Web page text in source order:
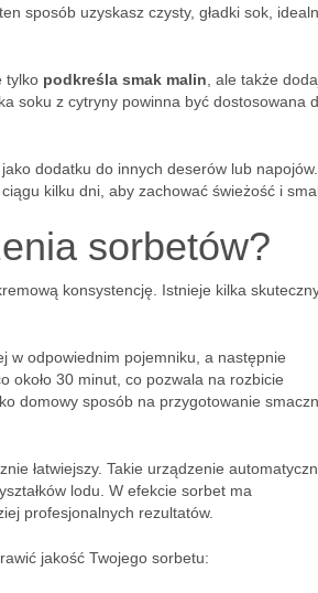
sposób uzyskasz czysty, gładki sok,
tylko podkreśla smak malin , ale także
soku z cytryny powinna być dostosowana
dodatku do innych deserów lub napojów.
kilku dni, aby zachować świeżość i
sorbetów?
konsystencję. Istnieje kilka
w odpowiednim pojemniku, a następnie
około 30 minut, co pozwala na rozbicie
domowy sposób na przygotowanie
łatwiejszy. Takie urządzenie
lodu. W efekcie sorbet ma
profesjonalnych rezultatów.
jakość Twojego sorbetu: